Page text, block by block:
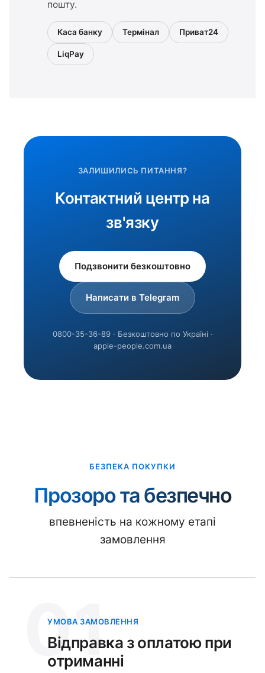
пошту.
Каса банку Термінал Приват24
LiqPay
ЗАЛИШИЛИСЬ ПИТАННЯ?
Контактний центр на
зв'язку
Подзвонити безкоштовно
Написати в Telegram
0800-35-36-89 · Безкоштовно по Україні ·
apple-people.com.ua
БЕЗПЕКА ПОКУПКИ
Прозоро та безпечно
впевненість на кожному етапі
замовлення
01
УМОВА ЗАМОВЛЕННЯ
Відправка з оплатою при
отриманні